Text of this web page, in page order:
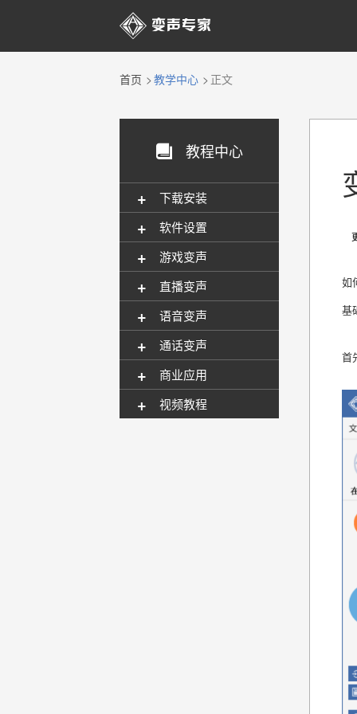

首页 教学中心 正文
 教程中心
下载安装
+
软件设置
+
游戏变声
+
直播变声
+
语音变声
+
通话变声
+
商业应用
+
视频教程
+
如
基
首